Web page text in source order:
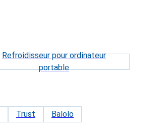
Refroidisseur pour ordinateur
portable
Trust Balolo